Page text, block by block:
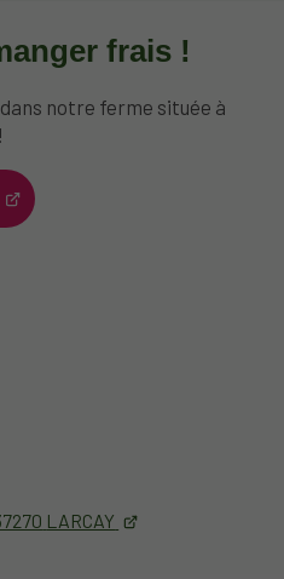
LARCAY
frais !
notre ferme située à